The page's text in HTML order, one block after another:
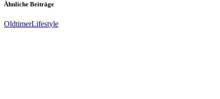
Ähnliche Beiträge
OldtimerLifestyle